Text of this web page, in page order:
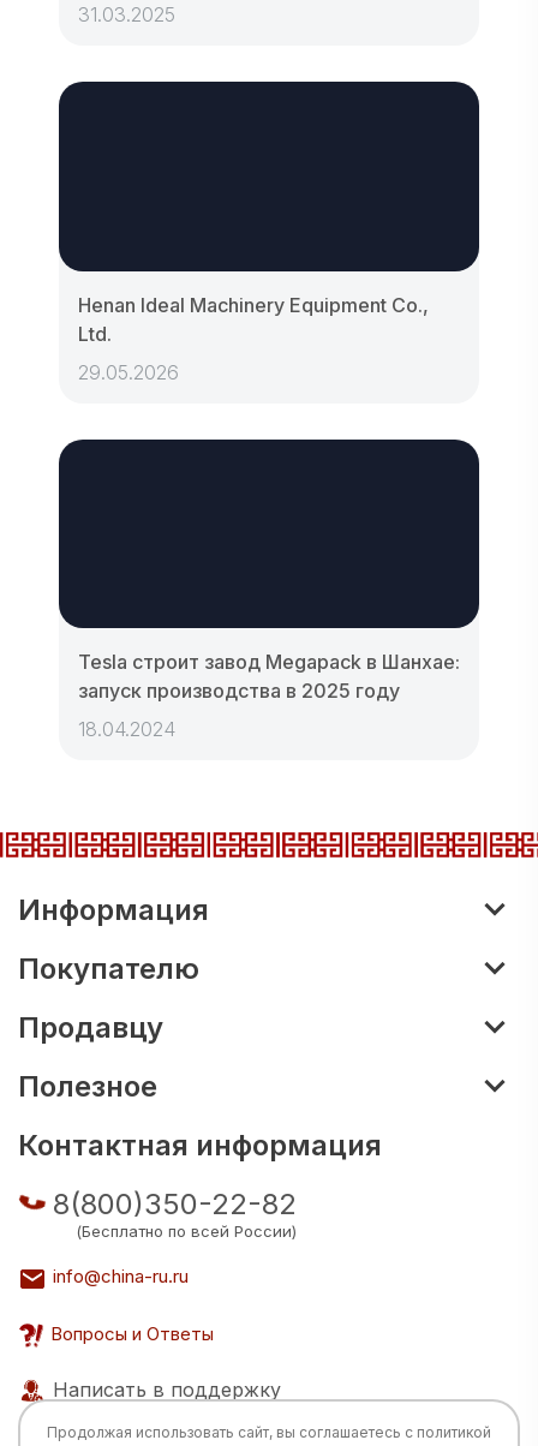
31.03.2025
Henan Ideal Machinery Equipment Co.,
Ltd.
29.05.2026
Tesla строит завод Megapack в Шанхае:
запуск производства в 2025 году
18.04.2024
Информация
Покупателю
Продавцу
Полезное
Контактная информация
8(800)350-22-82
(Бесплатно по всей России)
info@china-ru.ru
Вопросы и Ответы
Написать в поддержку
Продолжая использовать сайт, вы соглашаетесь с политикой